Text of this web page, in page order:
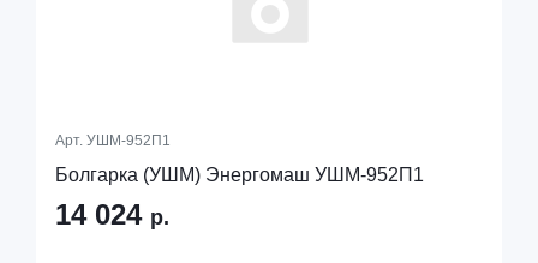
Арт. УШМ-952П1
Болгарка (УШМ) Энергомаш УШМ-952П1
14 024 р.